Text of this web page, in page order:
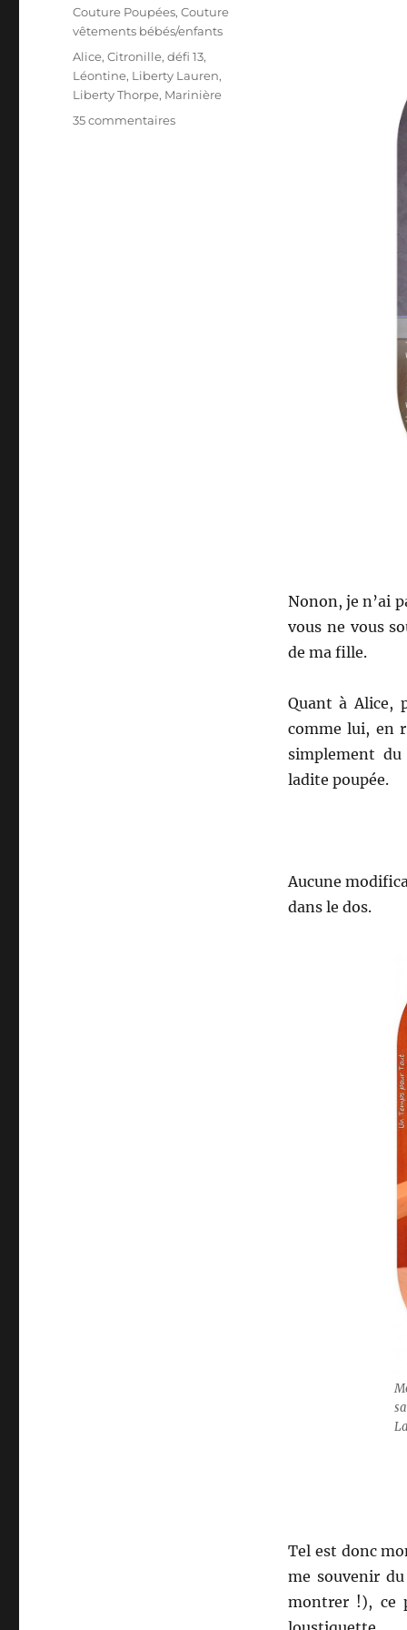
Nonon, je n’ai
vous ne vous
de ma fille.
Quant à Alice,
comme lui, en
simplement
ladite poupée.
Aucune
dans le dos.
Tel est donc
me souvenir
montrer !), ce
Catégories
Couture Poupées,Couture
vêtements bébés/enfants
Étiquettes
Alice,Citronille,défi 13,
Léontine, Liberty Lauren,
Liberty Thorpe, Marinière
35 commentairessur